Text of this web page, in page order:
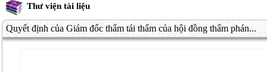
Thư viện tài liệu
Quyết định của Giám đốc thẩm tái thẩm của hội đồng thẩm phán...